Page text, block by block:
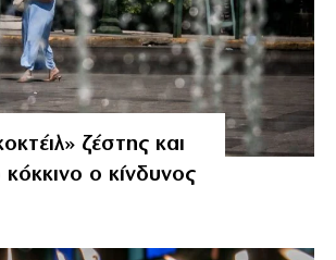
ζέστης και
ο κίνδυνος